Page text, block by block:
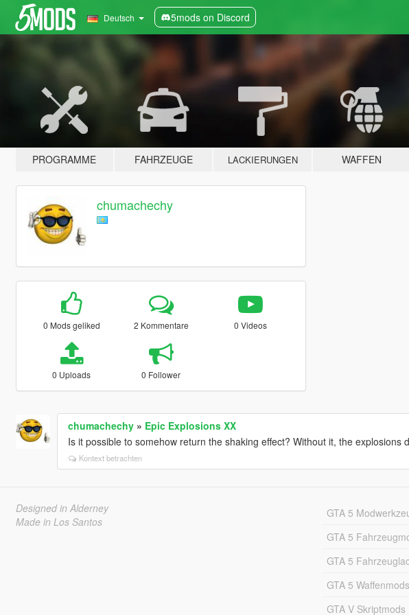
Deutsch 5mods on Discord
PROGRAMME FAHRZEUGE LACKIERUNGEN WAFFEN
chumachechy
0 Mods geliked 2 Kommentare 0 Videos
0 Uploads 0 Follower
chumachechy» Epic Explosions XX
Is it possible to somehow return the shaking effect? Without it, the explosions
Kontext betrachten
Designed in Alderney
Made in Los Santos
GTA 5
GTA 5
GTA 5
GTA 5 Waffenmods
GTA V Skriptmods